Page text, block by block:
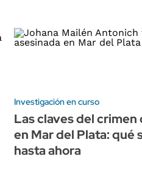
Investigación en curso
Las claves del crimen
en Mar del Plata: qué
hasta ahora